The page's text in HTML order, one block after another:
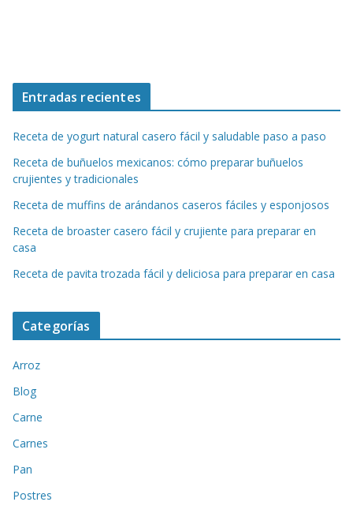
Entradas recientes
Receta de yogurt natural casero fácil y saludable paso a paso
Receta de buñuelos mexicanos: cómo preparar buñuelos
crujientes y tradicionales
Receta de muffins de arándanos caseros fáciles y esponjosos
Receta de broaster casero fácil y crujiente para preparar en
casa
Receta de pavita trozada fácil y deliciosa para preparar en casa
Categorías
Arroz
Blog
Carne
Carnes
Pan
Postres